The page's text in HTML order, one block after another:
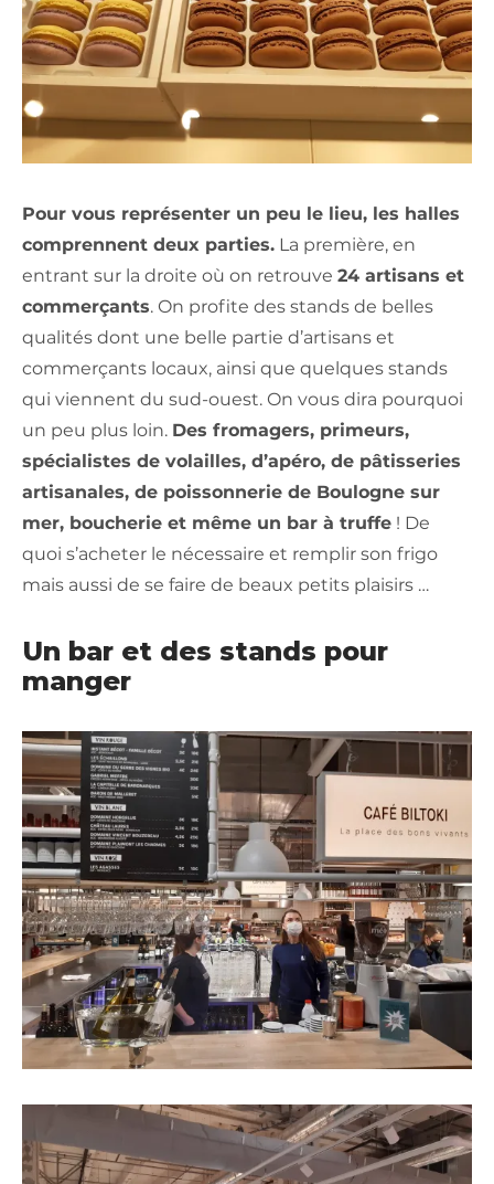
Pour vous représenter un peu le lieu, les halles
comprennent deux parties. La première, en
entrant sur la droite où on retrouve 24 artisans et
commerçants. On profite des stands de belles
qualités dont une belle partie d’artisans et
commerçants locaux, ainsi que quelques stands
qui viennent du sud-ouest. On vous dira pourquoi
un peu plus loin. Des fromagers, primeurs,
spécialistes de volailles, d’apéro, de pâtisseries
artisanales, de poissonnerie de Boulogne sur
mer, boucherie et même un bar à truffe ! De
quoi s’acheter le nécessaire et remplir son frigo
mais aussi de se faire de beaux petits plaisirs …
Un bar et des stands pour
manger